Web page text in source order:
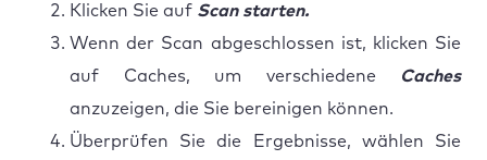
Klicken Sie auf Scan starten.
Wenn der Scan abgeschlossen ist, klicken Sie
auf Caches, um verschiedene
Caches
anzuzeigen, die Sie bereinigen können.
Überprüfen Sie die Ergebnisse, wählen Sie